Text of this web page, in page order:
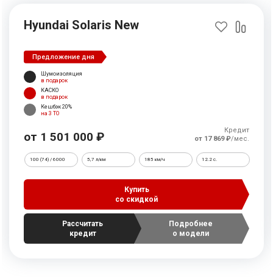
Hyundai Solaris New
Предложение дня
Шумоизоляция
в подарок
КАСКО
в подарок
Кешбэк 20%
на 3 ТО
от 1 501 000 ₽
Кредит
от 17 869 ₽/мес.
100 (74) / 6000 5,7 л/км 185 км/ч 12.2 c.
Купить
со скидкой
Рассчитать
кредит
Подробнее
о модели